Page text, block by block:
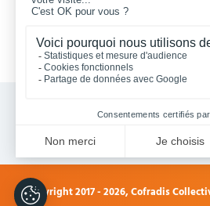
Nous contacter
Vos achats collectivités
© Copyright 2017 - 2026,Cofradis